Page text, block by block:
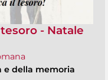
- Natale
e della memoria